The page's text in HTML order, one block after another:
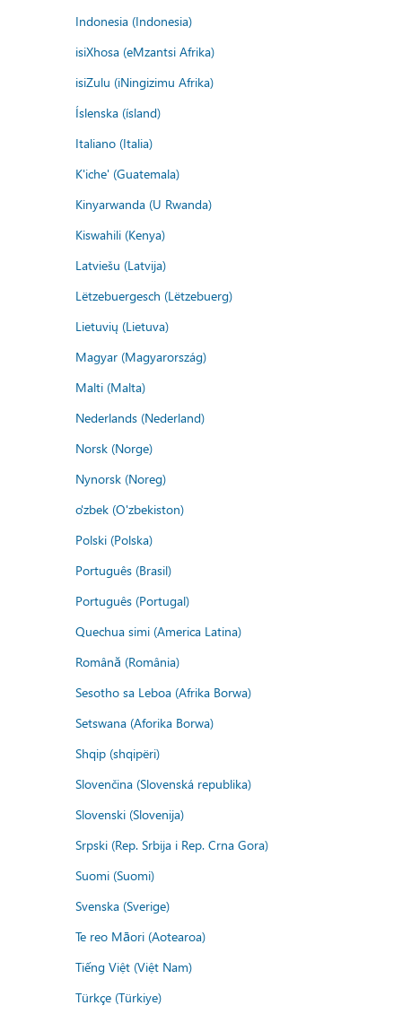
Indonesia (Indonesia)
isiXhosa (eMzantsi Afrika)
isiZulu (iNingizimu Afrika)
Íslenska (ísland)
Italiano (Italia)
K'iche' (Guatemala)
Kinyarwanda (U Rwanda)
Kiswahili (Kenya)
Latviešu (Latvija)
Lëtzebuergesch (Lëtzebuerg)
Lietuvių (Lietuva)
Magyar (Magyarország)
Malti (Malta)
Nederlands (Nederland)
Norsk (Norge)
Nynorsk (Noreg)
o'zbek (O'zbekiston)
Polski (Polska)
Português (Brasil)
Português (Portugal)
Quechua simi (America Latina)
Română (România)
Sesotho sa Leboa (Afrika Borwa)
Setswana (Aforika Borwa)
Shqip (shqipëri)
Slovenčina (Slovenská republika)
Slovenski (Slovenija)
Srpski (Rep. Srbija i Rep. Crna Gora)
Suomi (Suomi)
Svenska (Sverige)
Te reo Māori (Aotearoa)
Tiếng Việt (Việt Nam)
Türkçe (Türkiye)